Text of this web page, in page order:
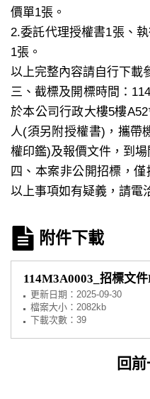
價單1張。
2.委託代理授權書1張、
1張。
以上完整內容請自行下載
三、截標及開標時間：
於本公司行政大樓5樓
人(須另附授權書)，攜帶
權印鑑)及報價文件，到場
四、本案非公開招標，
以上事項如有疑義，請電
附件下載
114M3A0003_招標文件
更新日期： 2025-09-30
檔案大小：2082kb
下載次數：39
回